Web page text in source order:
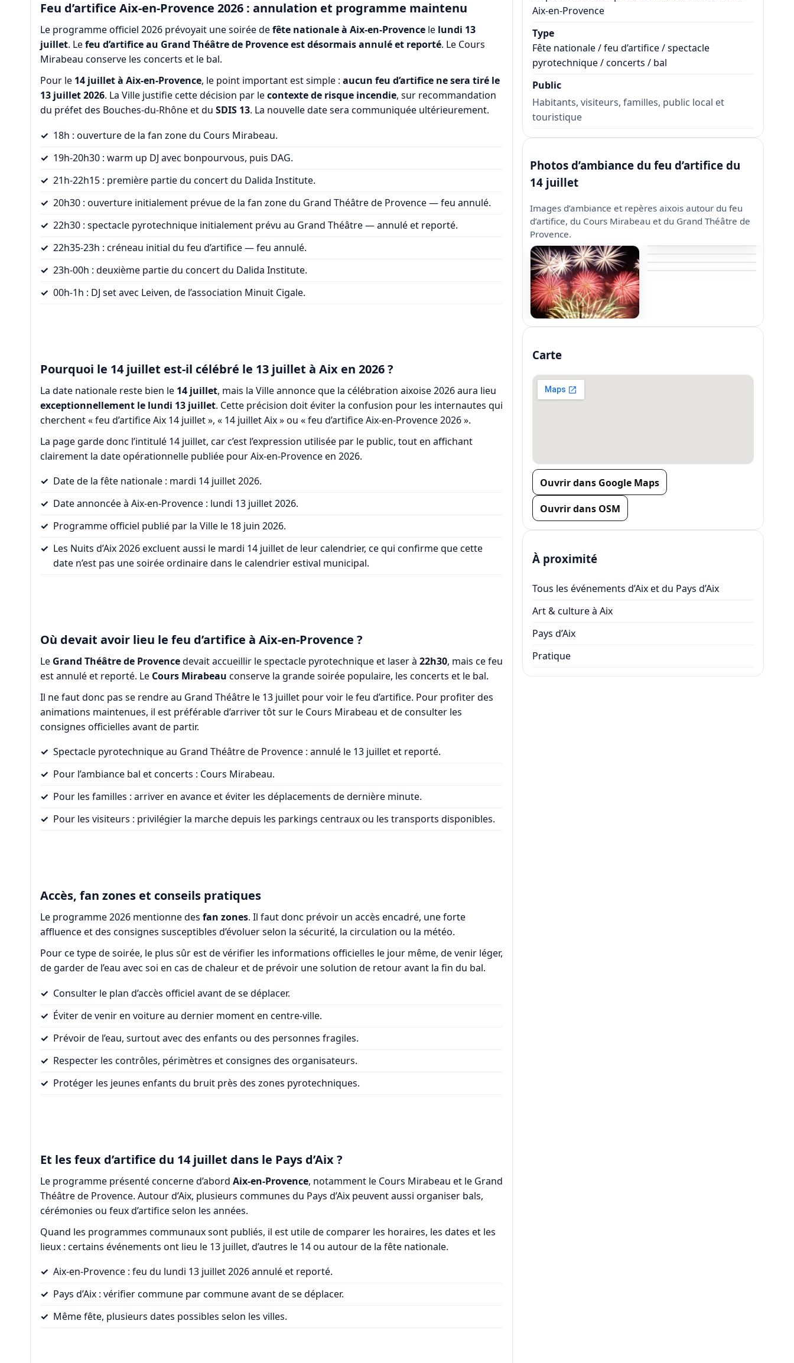
Feu d’artifice Aix-en-Provence 2026 : annulation et programme maintenu
Le programme officiel 2026 prévoyait une soirée defête nationale à Aix-en-Provencele lundi 13
juillet. Lefeu d’artifice au Grand Théâtre de Provence est désormais annulé et reporté. Le Cours
Mirabeau conserve les concerts et le bal.
Pour le 14 juillet à Aix-en-Provence, le point important est simple : aucun feu d’artifice ne sera tiré le
13 juillet 2026. La Ville justifie cette décision par lecontexte de risque incendie, sur recommandation
du préfet des Bouches-du-Rhône et du SDIS 13. La nouvelle date sera communiquée ultérieurement.
18h : ouverture de la fan zone du Cours Mirabeau.
19h-20h30 : warm up DJ avec bonpourvous, puis DAG.
21h-22h15 : première partie du concert du Dalida Institute.
20h30 : ouverture initialement prévue de la fan zone du Grand Théâtre de Provence — feu annulé.
22h30 : spectacle pyrotechnique initialement prévu au Grand Théâtre — annulé et reporté.
22h35-23h : créneau initial du feu d’artifice — feu annulé.
23h-00h : deuxième partie du concert du Dalida Institute.
00h-1h : DJ set avec Leiven, de l’association Minuit Cigale.
Pourquoi le 14 juillet est-il célébré le 13 juillet à Aix en 2026 ?
La date nationale reste bien le 14 juillet, mais la Ville annonce que la célébration aixoise 2026 aura lieu
exceptionnellement le lundi 13 juillet. Cette précision doit éviter la confusion pour les internautes qui
cherchent « feu d’artifice Aix 14 juillet », « 14 juillet Aix » ou « feu d’artifice Aix-en-Provence 2026 ».
La page garde donc l’intitulé 14 juillet, car c’est l’expression utilisée par le public, tout en affichant
clairement la date opérationnelle publiée pour Aix-en-Provence en 2026.
Date de la fête nationale : mardi 14 juillet 2026.
Date annoncée à Aix-en-Provence : lundi 13 juillet 2026.
Programme officiel publié par la Ville le 18 juin 2026.
Les Nuits d’Aix 2026 excluent aussi le mardi 14 juillet de leur calendrier, ce qui confirme que cette
date n’est pas une soirée ordinaire dans le calendrier estival municipal.
Où devait avoir lieu le feu d’artifice à Aix-en-Provence ?
Le Grand Théâtre de Provencedevait accueillir le spectacle pyrotechnique et laser à 22h30, mais ce feu
est annulé et reporté. Le Cours Mirabeau conserve la grande soirée populaire, les concerts et le bal.
Il ne faut donc pas se rendre au Grand Théâtre le 13 juillet pour voir le feu d’artifice. Pour profiter des
animations maintenues, il est préférable d’arriver tôt sur le Cours Mirabeau et de consulter les
consignes officielles avant de partir.
Spectacle pyrotechnique au Grand Théâtre de Provence : annulé le 13 juillet et reporté.
Pour l’ambiance bal et concerts : Cours Mirabeau.
Pour les familles : arriver en avance et éviter les déplacements de dernière minute.
Pour les visiteurs : privilégier la marche depuis les parkings centraux ou les transports disponibles.
Accès, fan zones et conseils pratiques
Le programme 2026 mentionne des fan zones. Il faut donc prévoir un accès encadré, une forte
affluence et des consignes susceptibles d’évoluer selon la sécurité, la circulation ou la météo.
Pour ce type de soirée, le plus sûr est de vérifier les informations officielles le jour même, de venir léger,
de garder de l’eau avec soi en cas de chaleur et de prévoir une solution de retour avant la fin du bal.
Consulter le plan d’accès officiel avant de se déplacer.
Éviter de venir en voiture au dernier moment en centre-ville.
Prévoir de l’eau, surtout avec des enfants ou des personnes fragiles.
Respecter les contrôles, périmètres et consignes des organisateurs.
Protéger les jeunes enfants du bruit près des zones pyrotechniques.
Et les feux d’artifice du 14 juillet dans le Pays d’Aix ?
Le programme présenté concerne d’abord Aix-en-Provence, notamment le Cours Mirabeau et le Grand
Théâtre de Provence. Autour d’Aix, plusieurs communes du Pays d’Aix peuvent aussi organiser bals,
cérémonies ou feux d’artifice selon les années.
Quand les programmes communaux sont publiés, il est utile de comparer les horaires, les dates et les
lieux : certains événements ont lieu le 13 juillet, d’autres le 14 ou autour de la fête nationale.
Aix-en-Provence : feu du lundi 13 juillet 2026 annulé et reporté.
Pays d’Aix : vérifier commune par commune avant de se déplacer.
Même fête, plusieurs dates possibles selon les villes.
Aix-en-Provence
Type
Fête nationale / feu d’artifice / spectacle
pyrotechnique / concerts / bal
Public
Habitants, visiteurs, familles, public local et
touristique
Photos d’ambiance du feu d’artifice du
14 juillet
Images d’ambiance et repères aixois autour du feu
d’artifice, du Cours Mirabeau et du Grand Théâtre de
Provence.
Carte
Ouvrir dans Google Maps
Ouvrir dans OSM
À proximité
Tous les événements d’Aix et du Pays d’Aix
Art & culture à Aix
Pays d’Aix
Pratique